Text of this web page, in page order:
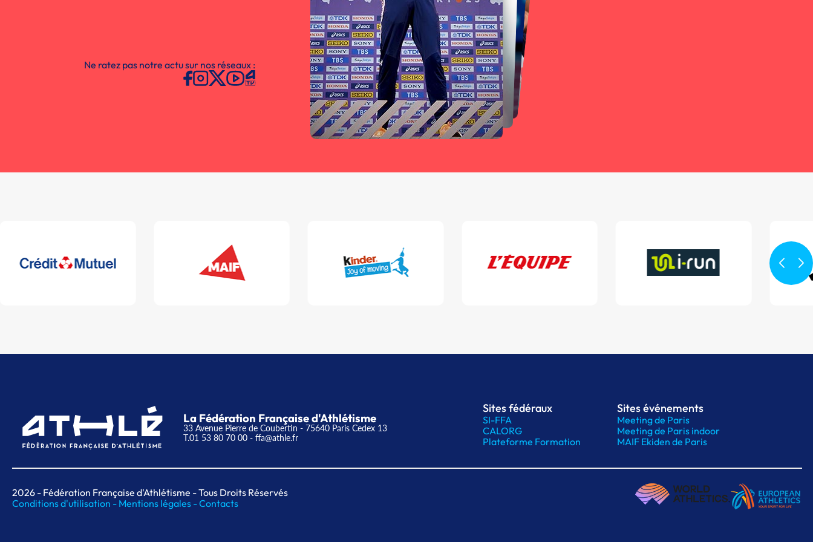
Ne ratez pas notre actu sur nos réseaux :
La Fédération Française d'Athlétisme
33 Avenue Pierre de Coubertin - 75640 Paris Cedex 13
T.01 53 80 70 00 - ffa@athle.fr
Sites fédéraux
SI-FFA
CALORG
Plateforme Formation
Sites événements
Meeting de Paris
Meeting de Paris indoor
MAIF Ekiden de Paris
2026 - Fédération Française d'Athlétisme - Tous Droits Réservés
Conditions d'utilisation - Mentions légales -Contacts